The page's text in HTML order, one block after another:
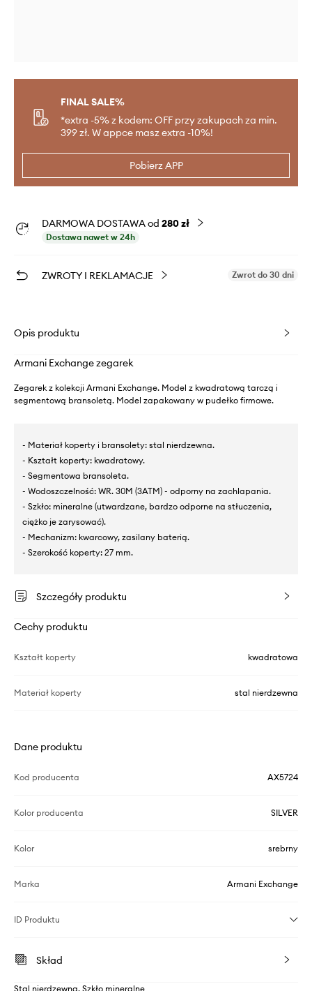
FINAL SALE%
*extra -5% z kodem: OFF przy zakupach za min.
399 zł. W appce masz extra -10%!
Pobierz APP
DARMOWA DOSTAWA od 280 zł
Dostawa nawet w 24h
ZWROTY I REKLAMACJE Zwrot do 30 dni
Opis produktu
Armani Exchange zegarek
Zegarek z kolekcji Armani Exchange. Model z kwadratową tarczą i
segmentową bransoletą. Model zapakowany w pudełko firmowe.
- Materiał koperty i bransolety: stal nierdzewna.
- Kształt koperty: kwadratowy.
- Segmentowa bransoleta.
- Wodoszczelność: WR. 30M (3ATM) - odporny na zachlapania.
- Szkło: mineralne (utwardzane, bardzo odporne na stłuczenia,
ciężko je zarysować).
- Mechanizm: kwarcowy, zasilany baterią.
- Szerokość koperty: 27 mm.
Szczegóły produktu
Cechy produktu
Kształt koperty kwadratowa
Materiał koperty stal nierdzewna
Dane produktu
Kod producenta AX5724
Kolor producenta SILVER
Kolor srebrny
Marka Armani Exchange
ID Produktu
Skład
Stal nierdzewna, Szkło mineralne